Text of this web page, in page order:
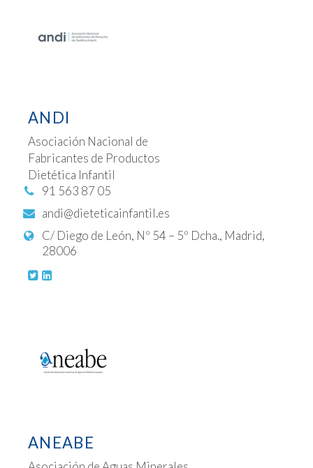
ANDI
Asociación Nacional de
Fabricantes de Productos
Dietética Infantil
91 563 87 05
andi@dieteticainfantil.es
C/ Diego de León, Nº 54 – 5º Dcha., Madrid,
28006
ANEABE